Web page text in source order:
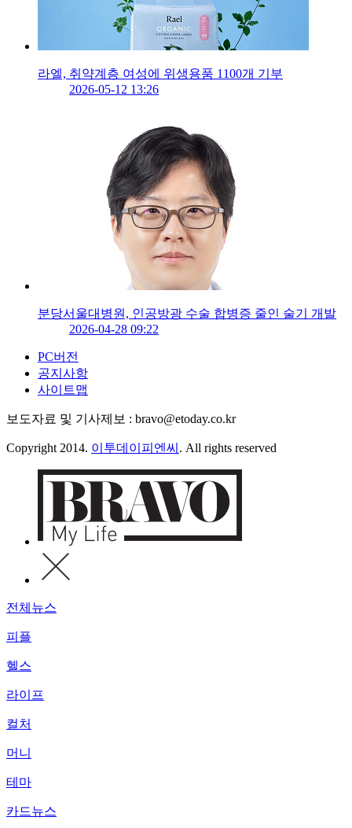
라엘, 취약계층 여성에 위생용품 1100개 기부
2026-05-12 13:26
분당서울대병원, 인공방광 수술 합병증 줄인 술기 개발
2026-04-28 09:22
PC버전
공지사항
사이트맵
보도자료 및 기사제보 : bravo@etoday.co.kr
Copyright 2014. 이투데이피엔씨 . All rights reserved
전체뉴스
피플
헬스
라이프
컬처
머니
테마
카드뉴스